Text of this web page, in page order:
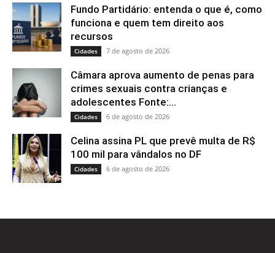
Fundo Partidário: entenda o que é, como
funciona e quem tem direito aos
recursos
Cidades 7 de agosto de 2026
Câmara aprova aumento de penas para
crimes sexuais contra crianças e
adolescentes Fonte:...
Cidades 6 de agosto de 2026
Celina assina PL que prevê multa de R$
100 mil para vândalos no DF
Cidades 6 de agosto de 2026